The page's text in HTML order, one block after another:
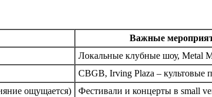
Важные
Локальные клубные шоу, Metal
CBGB, Irving Plaza – культовые
ощущается) Фестивали и концерты в small